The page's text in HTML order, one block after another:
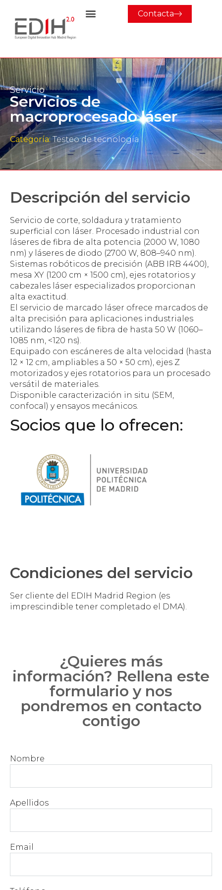
Contacta
Servicio
Servicios de
macroprocesado láser
Categoría:Testeo de tecnología
Descripción del servicio
Servicio de corte, soldadura y tratamiento
superficial con láser. Procesado industrial con
láseres de fibra de alta potencia (2000 W, 1080
nm) y láseres de diodo (2700 W, 808–940 nm).
Sistemas robóticos de precisión (ABB IRB 4400),
mesa XY (1200 cm × 1500 cm), ejes rotatorios y
cabezales láser especializados proporcionan
alta exactitud.
El servicio de marcado láser ofrece marcados de
alta precisión para aplicaciones industriales
utilizando láseres de fibra de hasta 50 W (1060–
1085 nm, <120 ns).
Equipado con escáneres de alta velocidad (hasta
12 × 12 cm, ampliables a 50 × 50 cm), ejes Z
motorizados y ejes rotatorios para un procesado
versátil de materiales.
Disponible caracterización in situ (SEM,
confocal) y ensayos mecánicos.
Socios que lo ofrecen:
Condiciones del servicio
Ser cliente del EDIH Madrid Region (es
imprescindible tener completado el DMA).
¿Quieres más
información? Rellena este
formulario y nos
pondremos en contacto
contigo
Nombre
Apellidos
Email